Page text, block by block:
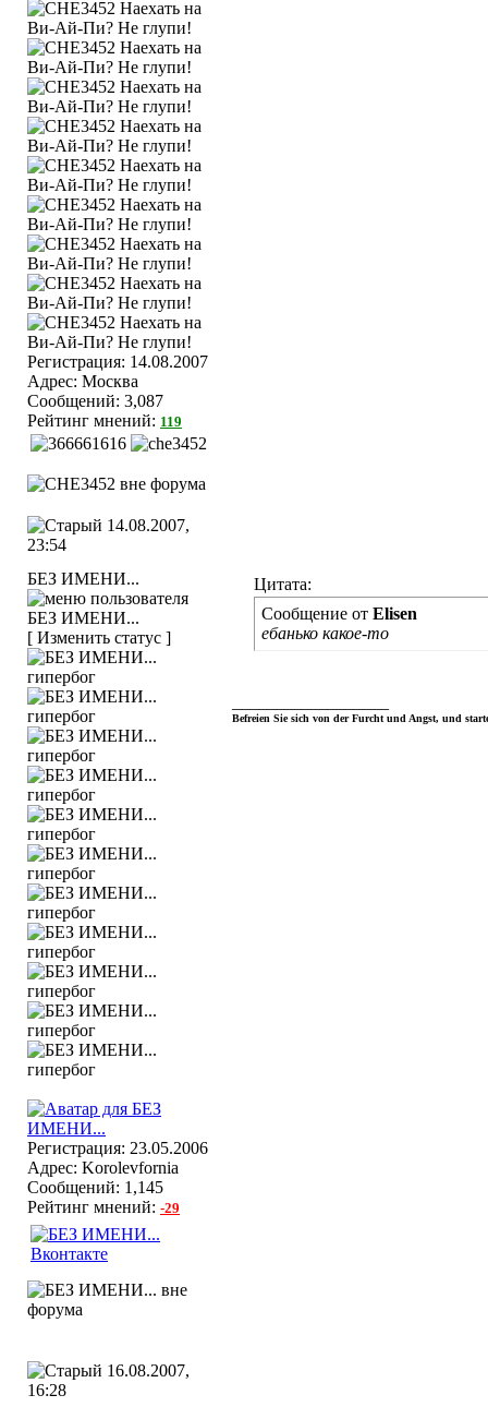
Регистрация: 14.08.2007
Адрес: Москва
Сообщений: 3,087
Рейтинг мнений: 119
14.08.2007,
23:54
БЕЗ ИМЕНИ...
[ Изменить статус ]
Регистрация: 23.05.2006
Адрес: Korolevfornia
Сообщений: 1,145
Рейтинг мнений: -29
Цитата:
Сообщение от Elisen
eбaнько какое-то
Befreien Sie sich von der Furcht und Angst, und
16.08.2007,
16:28